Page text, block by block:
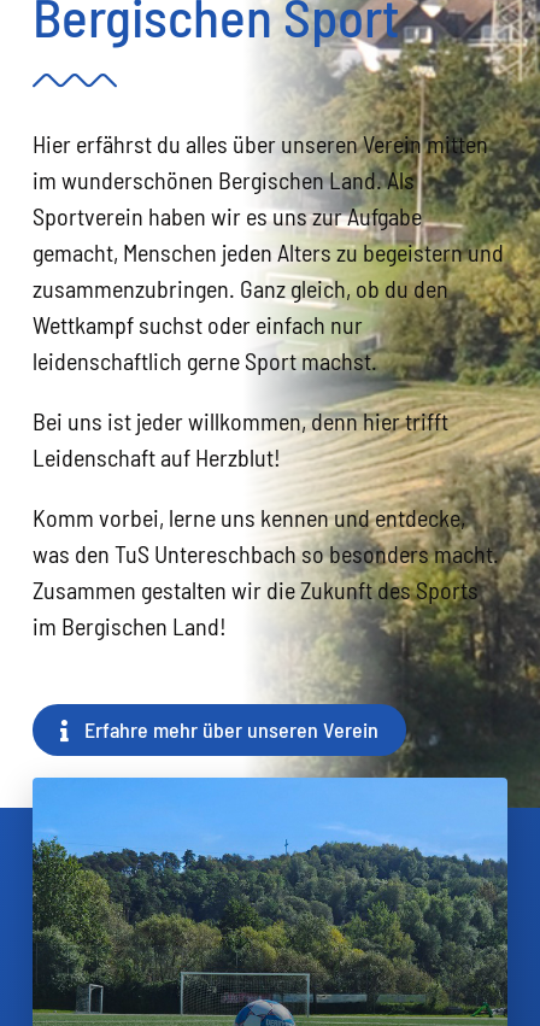
Kontakt
Fanshop
Bergischen Sport
Hier erfährst du alles über unseren Verein mitten
im wunderschönen Bergischen Land. Als
Sportverein haben wir es uns zur Aufgabe
gemacht, Menschen jeden Alters zu begeistern und
zusammenzubringen. Ganz gleich, ob du den
Wettkampf suchst oder einfach nur
leidenschaftlich gerne Sport machst.
Bei uns ist jeder willkommen, denn hier trifft
Leidenschaft auf Herzblut!
Komm vorbei, lerne uns kennen und entdecke,
was den TuS Untereschbach so besonders macht.
Zusammen gestalten wir die Zukunft des Sports
im Bergischen Land!
Erfahre mehr über unseren Verein